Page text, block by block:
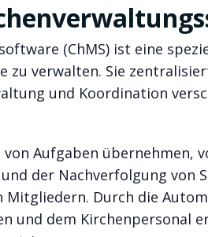
(ChMS) ist eine
zu verwalten. Sie
und Koordination
von Aufgaben übernehmen,
der Nachverfolgung von
Durch die
und dem Kirchenpersonal